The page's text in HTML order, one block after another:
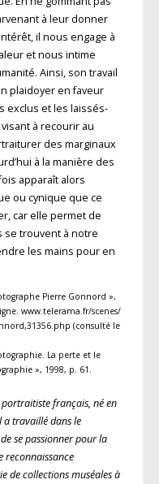
à leur donner
il nous engage à
et nous intime
Ainsi, son travail
plaidoyer en faveur
exclus et les laissés-
à recourir au
des marginaux
à la manière des
apparaît alors
ou cynique que ce
car elle permet de
trouvent à notre
les mains pour en
Pierre Gonnord »,
www.telerama.fr/scenes/
(consulté le
La perte et le
», 1998, p. 61.
français, né en
a travaillé dans le
se passionner pour la
reconnaissance
de collections muséales à